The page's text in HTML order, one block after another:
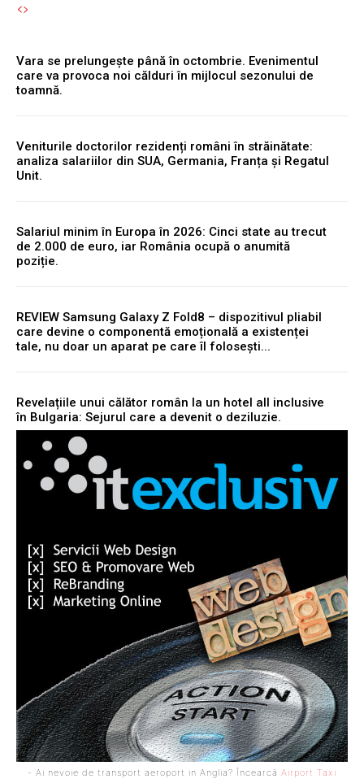
Vara se prelungește până în octombrie. Evenimentul
care va provoca noi călduri în mijlocul sezonului de
toamnă.
Veniturile doctorilor rezidenți români în străinătate:
analiza salariilor din SUA, Germania, Franța și Regatul
Unit.
Salariul minim în Europa în 2026: Cinci state au trecut
de 2.000 de euro, iar România ocupă o anumită
poziție.
REVIEW Samsung Galaxy Z Fold8 – dispozitivul pliabil
care devine o componentă emoțională a existenței
tale, nu doar un aparat pe care îl folosești...
Revelațiile unui călător român la un hotel all inclusive
în Bulgaria: Sejurul care a devenit o deziluzie.
- Ai nevoie de transport aeroport in Anglia? Încearcă Airport Taxi